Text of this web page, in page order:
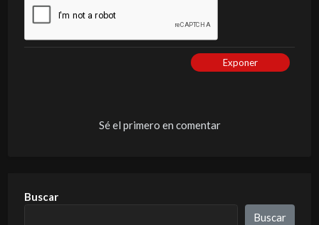
Exponer
Sé el primero en comentar
Buscar
Buscar